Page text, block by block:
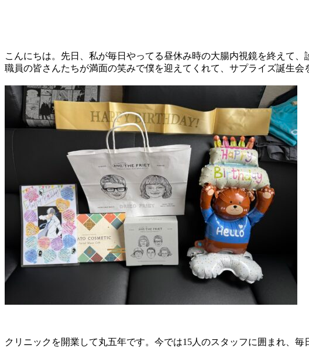
こんにちは。先日、私が毎日やってる昼休み時の大腸内視鏡を終えて
職員の皆さんたちが満面の笑みで僕を迎えてくれて、サプライズ誕生会
クリニックを開業して丸五年です。今では15人のスタッフに囲まれ、